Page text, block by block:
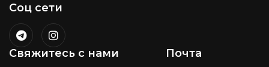
Соц сети
Свяжитесь с нами Почта